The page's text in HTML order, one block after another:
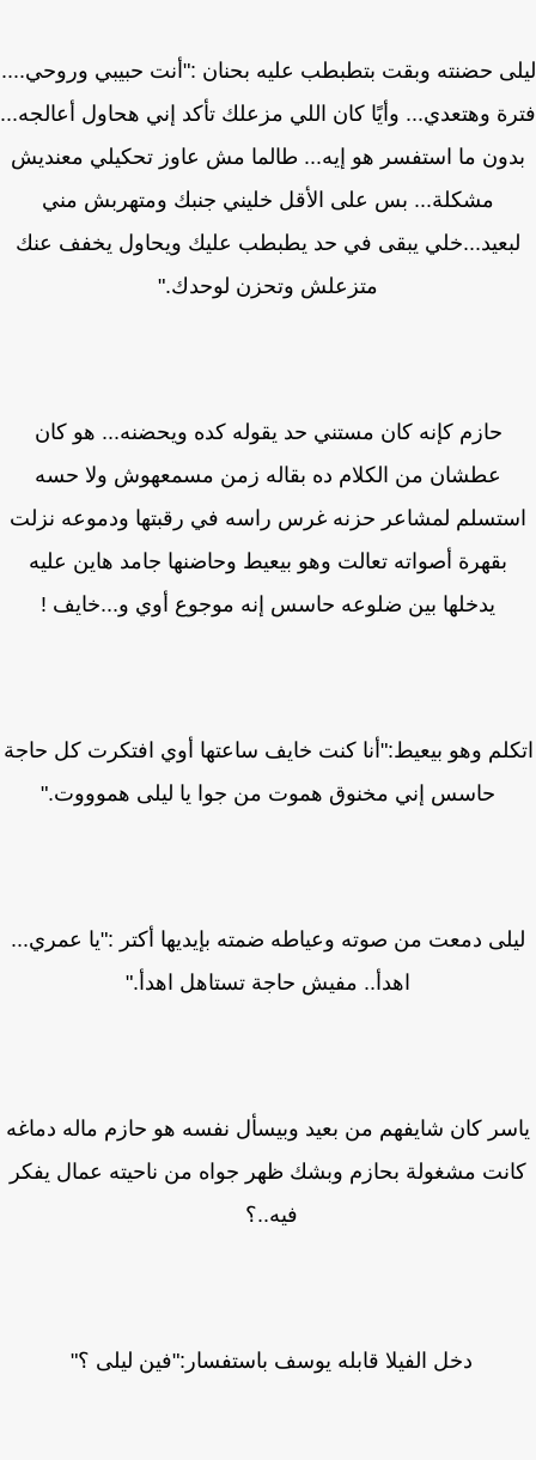
حضنته وبقت بتطبطب عليه بحنان :"أنت حبيبي وروحي....
وهتعدي... وأيًا كان اللي مزعلك تأكد إني هحاول أعالجه...
ما استفسر هو إيه... طالما مش عاوز تحكيلي معنديش
مشكلة... بس على الأقل خليني جنبك ومتهربش مني
يبقى في حد يطبطب عليك ويحاول يخفف عنك
متزعلش وتحزن لوحدك."
حازم كإنه كان مستني حد يقوله كده ويحضنه... هو كان
عطشان من الكلام ده بقاله زمن مسمعهوش ولا حسه
لمشاعر حزنه غرس راسه في رقبتها ودموعه نزلت
بقهرة أصواته تعالت وهو بيعيط وحاضنها جامد هاين عليه
يدخلها بين ضلوعه حاسس إنه موجوع أوي و...خايف !
وهو بيعيط:"أنا كنت خايف ساعتها أوي افتكرت كل حاجة
حاسس إني مخنوق هموت من جوا يا ليلى هموووت."
دمعت من صوته وعياطه ضمته بإيديها أكتر :"يا عمري...
اهدأ.. مفيش حاجة تستاهل اهدأ."
كان شايفهم من بعيد وبيسأل نفسه هو حازم ماله دماغه
مشغولة بحازم وبشك ظهر جواه من ناحيته عمال يفكر
فيه..؟
دخل الفيلا قابله يوسف باستفسار:"فين ليلى ؟"